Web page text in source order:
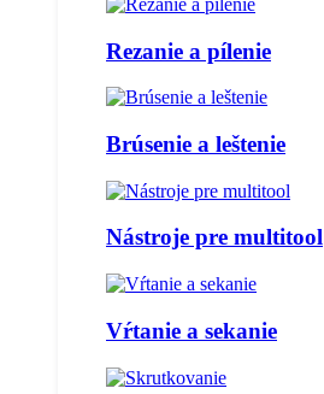
Rezanie a pílenie
Brúsenie a leštenie
Nástroje pre multitool
Vŕtanie a sekanie